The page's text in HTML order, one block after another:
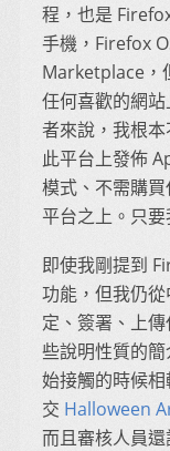
程，也是
手機，Firefox
Marketplace，
任何喜歡的網
者來說，我根
此平台上發佈
模式、不需購
平台之上。只
即使我剛提到
功能，但我仍
定、簽署、上
些說明性質的
始接觸的時候
交 Halloween
而且審核人員